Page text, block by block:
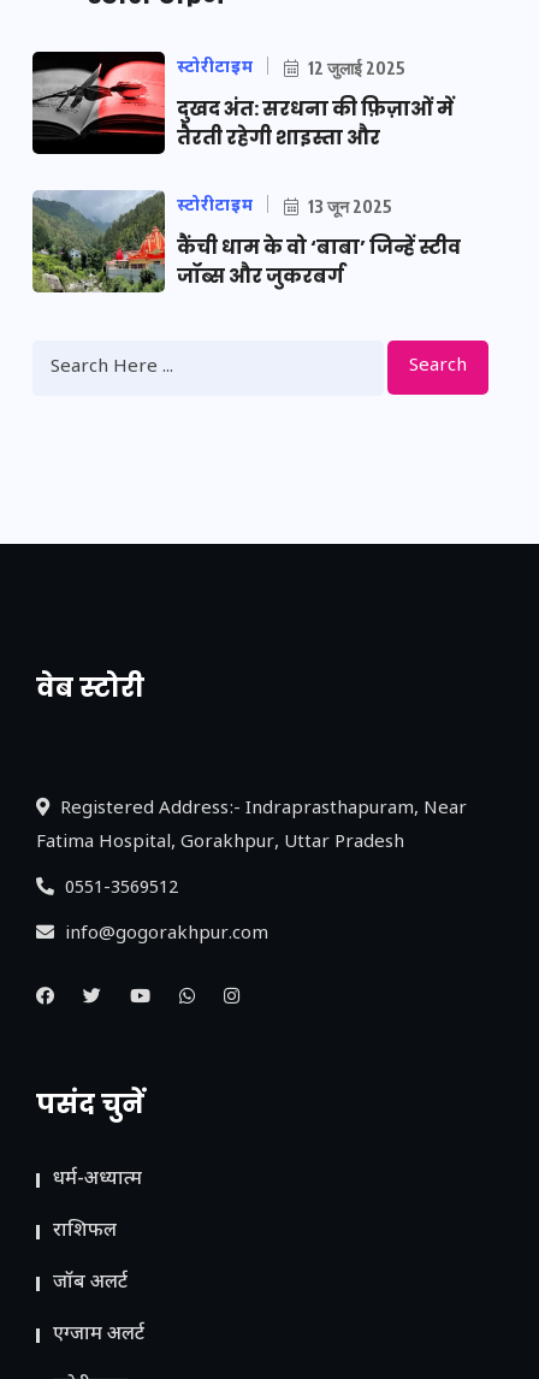
स्टोरीटाइम 12 जुलाई 2025
दुखद अंत: सरधना की फ़िज़ाओं में
तैरती रहेगी शाइस्ता और
स्टोरीटाइम 13 जून 2025
कैंची धाम के वो ‘बाबा’ जिन्हें स्टीव
जॉब्स और जुकरबर्ग
Search
वेब स्टोरी
नया एक्सप्रेसवे: पूर्वांचल का लक, डेवलपमेंट का
Registered Address:- Indraprasthapuram, Near
Fatima Hospital, Gorakhpur, Uttar Pradesh
0551-3569512
info@gogorakhpur.com
पसंद चुनें
धर्म-अध्यात्म
राशिफल
जॉब अलर्ट
एग्जाम अलर्ट